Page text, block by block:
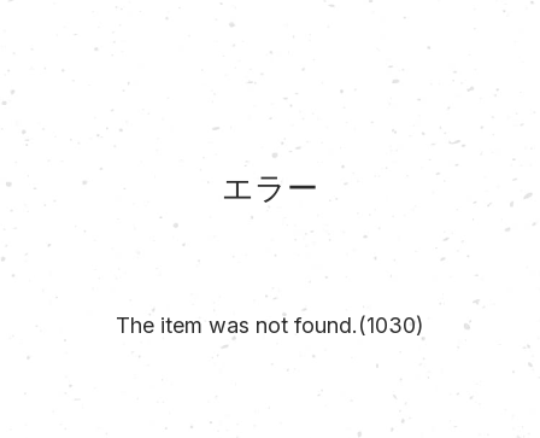
エラー
The item was not found.(1030)